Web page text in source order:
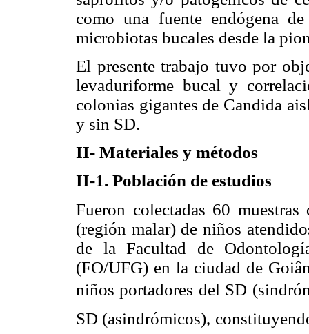
como una fuente endógena
microbiotas bucales desde la
El presente trabajo tuvo por
levaduriforme bucal y
colonias gigantes de Candida
y sin SD.
II- Materiales y métodos
II-1. Población de estudios
Fueron colectadas 60
(región malar) de niños
de la Facultad de
(FO/UFG) en la ciudad de
niños portadores del SD
SD (asindrómicos),